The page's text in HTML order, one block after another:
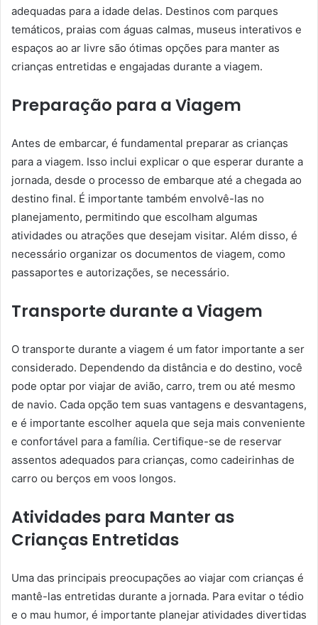
adequadas para a idade delas. Destinos com parques
temáticos, praias com águas calmas, museus interativos e
espaços ao ar livre são ótimas opções para manter as
crianças entretidas e engajadas durante a viagem.
Preparação para a Viagem
Antes de embarcar, é fundamental preparar as crianças
para a viagem. Isso inclui explicar o que esperar durante a
jornada, desde o processo de embarque até a chegada ao
destino final. É importante também envolvê-las no
planejamento, permitindo que escolham algumas
atividades ou atrações que desejam visitar. Além disso, é
necessário organizar os documentos de viagem, como
passaportes e autorizações, se necessário.
Transporte durante a Viagem
O transporte durante a viagem é um fator importante a ser
considerado. Dependendo da distância e do destino, você
pode optar por viajar de avião, carro, trem ou até mesmo
de navio. Cada opção tem suas vantagens e desvantagens,
e é importante escolher aquela que seja mais conveniente
e confortável para a família. Certifique-se de reservar
assentos adequados para crianças, como cadeirinhas de
carro ou berços em voos longos.
Atividades para Manter as
Crianças Entretidas
Uma das principais preocupações ao viajar com crianças é
mantê-las entretidas durante a jornada. Para evitar o tédio
e o mau humor, é importante planejar atividades divertidas